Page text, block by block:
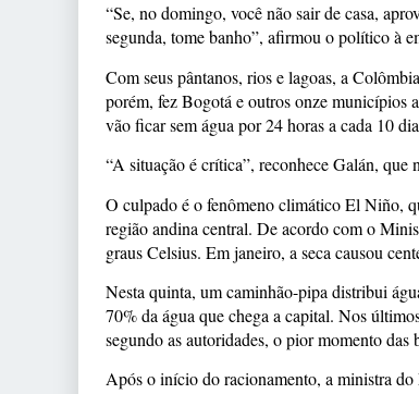
“Se, no domingo, você não sair de casa,
segunda, tome banho”, afirmou o político à
Com seus pântanos, rios e lagoas, a
porém, fez Bogotá e outros onze municípios
vão ficar sem água por 24 horas a cada 10
“A situação é crítica”, reconhece Galán, que
O culpado é o fenômeno climático El Niño,
região andina central. De acordo com o
graus Celsius. Em janeiro, a seca causou
Nesta quinta, um caminhão-pipa distribui
70% da água que chega a capital. Nos
segundo as autoridades, o pior momento das
Após o início do racionamento, a ministra